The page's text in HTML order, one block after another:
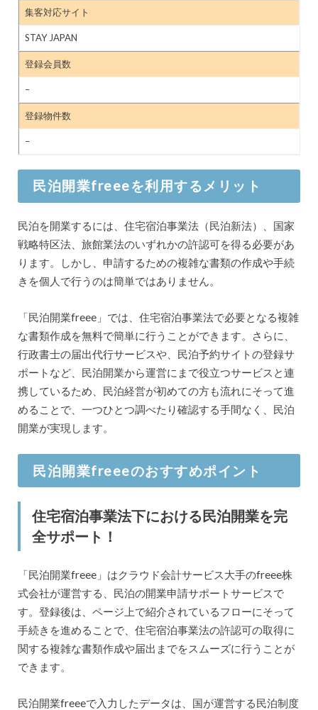
集客対応サイト
STAY JAPAN
登録会員数
–
登録物件数
–
民泊開業freeeを利用するメリット
民泊を開業するには、住宅宿泊事業法（民泊新法）、国家
戦略特区法、旅館業法のいずれかの許認可を得る必要があ
ります。しかし、申請するための複雑な書類の作成や手続
きを個人で行うのは簡単ではありません。
「民泊開業freee」では、住宅宿泊事業法で必要となる複雑
な書類作成を無料で簡単に行うことができます。さらに、
行政書士の届出代行サービスや、民泊予約サイトの登録サ
ポートなど、民泊開業から運営にまで役立つサービスと連
携しているため、民泊経営が初めての方も流れにそって進
めることで、一つひとつ調べたり確認する手間なく、民泊
開業が実現します。
民泊開業freeeのおすすめポイント
住宅宿泊事業法下における民泊開業を完
全サポート！
「民泊開業freee」はクラウド会計サービス大手のfreee株
式会社が運営する、民泊の開業申請サポートサービスで
す。登録後は、ページ上で紹介されているフローにそって
手続きを進めることで、住宅宿泊事業法の許認可の取得に
関する複雑な書類作成や届出までをスムーズに行うことが
できます。
民泊開業freeeで入力したデータは、国が運営する民泊制度